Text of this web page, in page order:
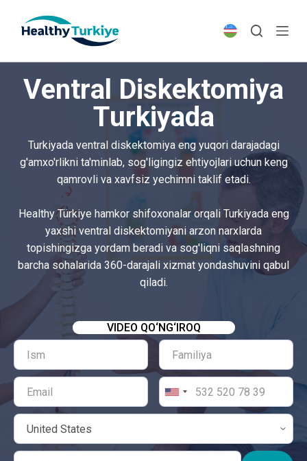
p
Ventral Diskektomiya
Turkiyada
Turkiyada ventral diskektomiya eng yuqori darajadagi
g'amxo'rlikni ta'minlab, sog'ligingiz ehtiyojlari uchun keng
qamrovli va xavfsiz yechimni taklif etadi.
Healthy Türkiye hamkor shifoxonalar orqali Turkiyada eng
yaxshi ventral diskektomiyani arzon narxlarda
topishingizga yordam beradi va sog'liqni saqlashning
barcha sohalarida 360-darajali xizmat yondashuvini qabul
qiladi.
VIDEO QO‘NG‘IROQ